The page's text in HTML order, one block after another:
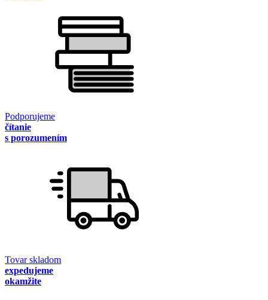
Podporujeme
čítanie
s porozumením
Tovar skladom
expedujeme
okamžite